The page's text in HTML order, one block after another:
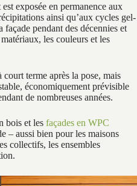
exposée en permanence aux
ainsi qu’aux cycles gel-
pendant des décennies et
les couleurs et les
court terme après la pose, mais
économiquement prévisible
de nombreuses années.
bois et les façades en WPC
– aussi bien pour les maisons
collectifs, les ensembles